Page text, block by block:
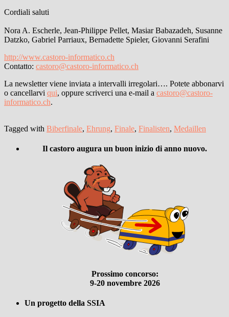
Cordiali saluti
Nora A. Escherle, Jean-Philippe Pellet, Masiar Babazadeh, Susanne
Datzko, Gabriel Parriaux, Bernadette Spieler, Giovanni Serafini
http://www.castoro-informatico.ch
Contatto: castoro@castoro-informatico.ch
La newsletter viene inviata a intervalli irregolari…. Potete abbonarvi
o cancellarvi qui, oppure scriverci una e-mail a castoro@castoro-
informatico.ch.
Tagged with Biberfinale, Ehrung, Finale, Finalisten, Medaillen
Il castoro augura un buon inizio di anno nuovo.
Prossimo concorso:
9-20 novembre 2026
Un progetto della SSIA